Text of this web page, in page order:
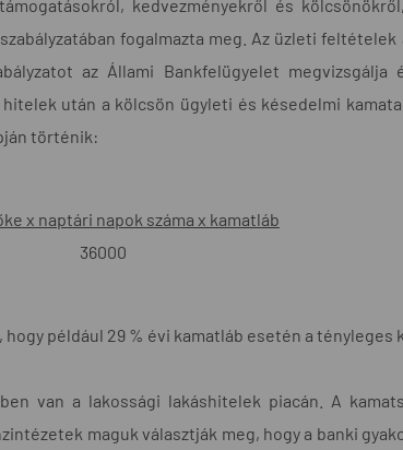
kedvezményekről és
fogalmazta meg. Az üzleti feltételek
az Állami Bankfelügyelet
után a kölcsön ügyleti és késedelmi
történik:
x naptári napok száma x kamatláb
36000
például 29 % évi kamatláb esetén a tényleges
van a lakossági lakáshitelek piacán. A
maguk választják meg, hogy a banki